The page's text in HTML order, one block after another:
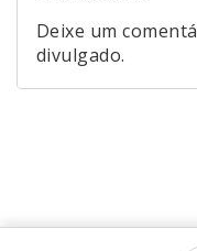
Deixe um
divulgado.